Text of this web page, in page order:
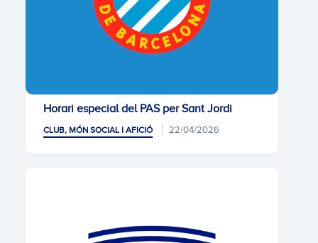
Horari especial del PAS per Sant Jordi
CLUB, MÓN SOCIAL I AFICIÓ 22/04/2026